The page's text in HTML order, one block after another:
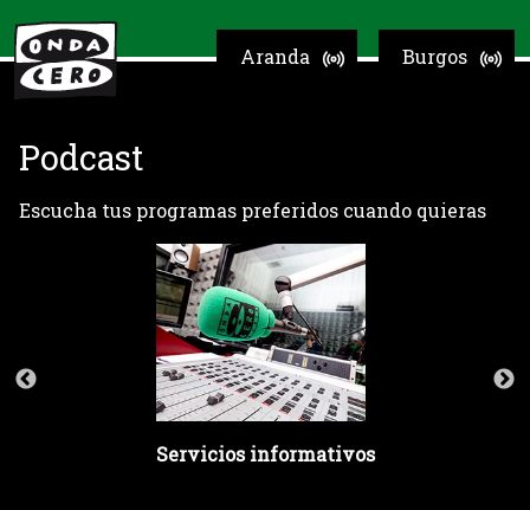
Burgos
Aranda
Podcast
Escucha tus programas preferidos cuando quieras
Servicios informativos